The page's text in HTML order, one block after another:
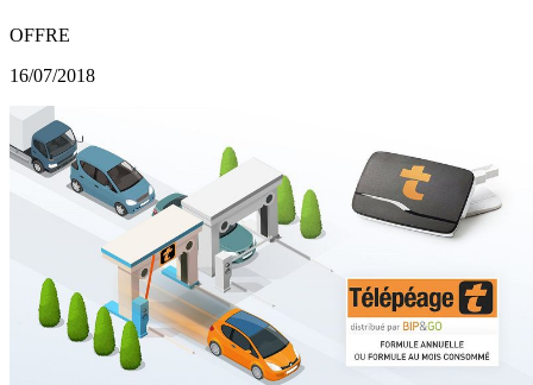
OFFRE
16/07/2018